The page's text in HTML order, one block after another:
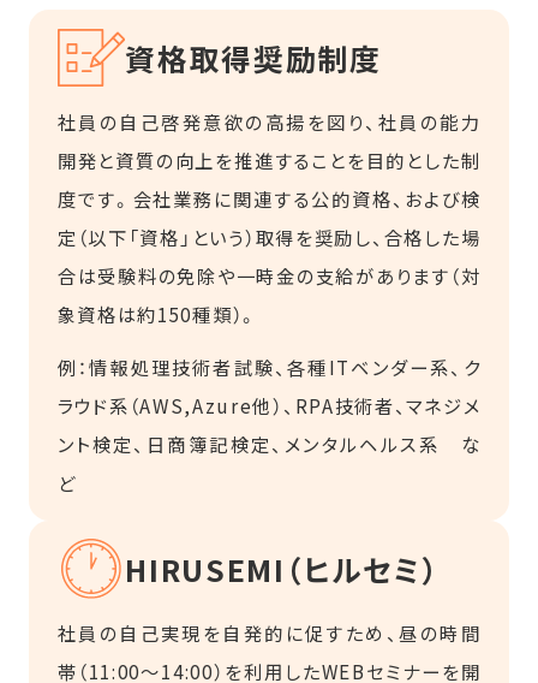
資格取得奨励制度
社員の自己啓発意欲の高揚を図り、社員の能力
開発と資質の向上を推進することを目的とした制
度です。会社業務に関連する公的資格、および検
定（以下「資格」という）取得を奨励し、合格した場
合は受験料の免除や一時金の支給があります（対
象資格は約150種類）。
例：情報処理技術者試験、各種ITベンダー系、ク
ラウド系（AWS,Azure他）、RPA技術者、マネジメ
ント検定、日商簿記検定、メンタルヘルス系 な
ど
HIRUSEMI（ヒルセミ）
社員の自己実現を自発的に促すため、昼の時間
帯（11:00～14:00）を利用したWEBセミナーを開